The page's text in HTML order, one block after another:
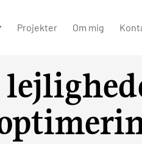
Projekter Om mig